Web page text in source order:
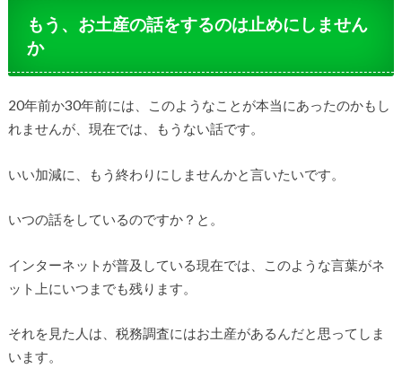
もう、お土産の話をするのは止めにしません
か
20年前か30年前には、このようなことが本当にあったのかもし
れませんが、現在では、もうない話です。
いい加減に、もう終わりにしませんかと言いたいです。
いつの話をしているのですか？と。
インターネットが普及している現在では、このような言葉がネ
ット上にいつまでも残ります。
それを見た人は、税務調査にはお土産があるんだと思ってしま
います。